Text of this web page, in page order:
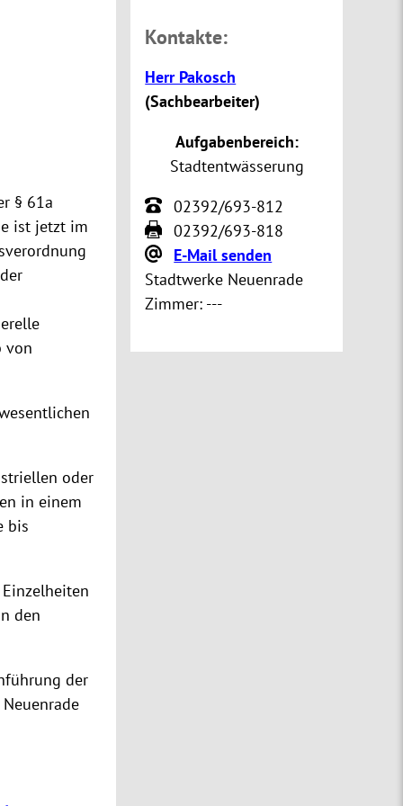
§ 61a
ist jetzt im
von
oder
in einem
bis
den
der
Kontakte:
Herr Pakosch
(Sachbearbeiter)
Aufgabenbereich:
Stadtentwässerung
02392/693-812
02392/693-818
E-Mail senden
Stadtwerke Neuenrade
Zimmer: ---